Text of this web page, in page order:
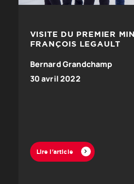
VISITE DU PREMIER
FRANÇOIS LEGAULT
Bernard Grandchamp
30 avril 2022
Lire l'article